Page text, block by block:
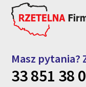
Masz pytania?
33 851 38